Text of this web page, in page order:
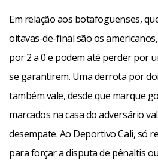
Em relação aos botafoguenses,
oitavas-de-final são os
por 2 a 0 e podem até perder por
se garantirem. Uma derrota por
também vale, desde que marque
marcados na casa do adversário
desempate. Ao Deportivo Cali, só
para forçar a disputa de pênaltis